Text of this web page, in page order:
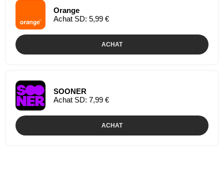
Orange
Achat SD: 5,99 €
ACHAT
SOONER
Achat SD: 7,99 €
ACHAT